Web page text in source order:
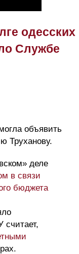
одесских
Службе
объявить
Труханову.
деле
в связи
бюджета
считает,